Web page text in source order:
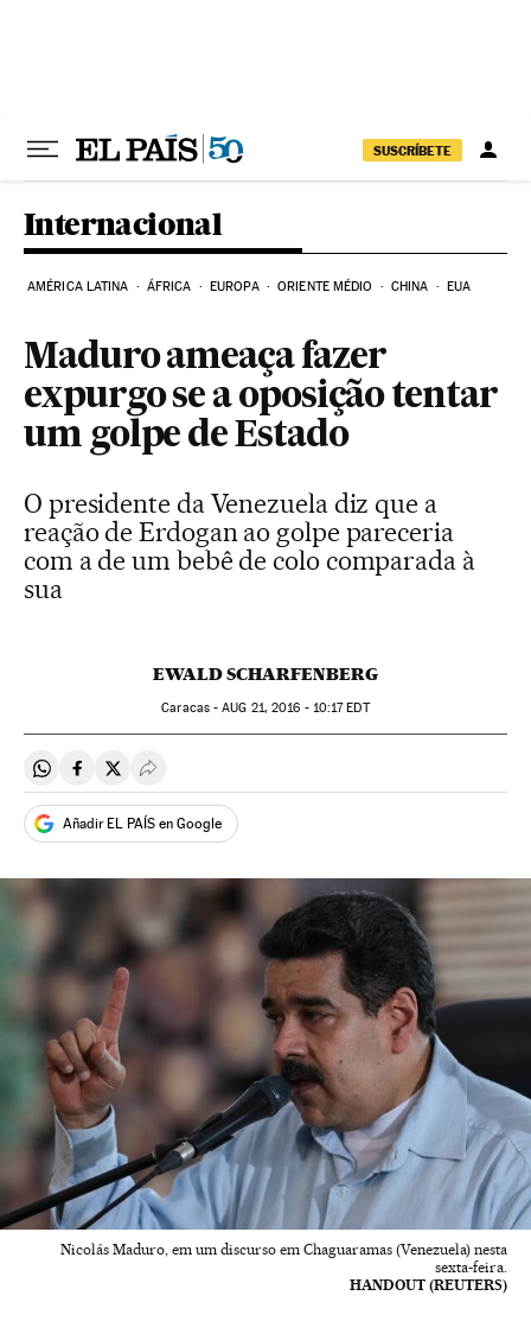
SUSCRÍBETE
Internacional
AMÉRICA LATINA ÁFRICA EUROPA ORIENTE MÉDIO CHINA EUA
Maduro ameaça fazer
expurgo se a oposição tentar
um golpe de Estado
O presidente da Venezuela diz que a
reação de Erdogan ao golpe pareceria
com a de um bebê de colo comparada à
sua
EWALD SCHARFENBERG
Caracas -AUG 21, 2016 - 10:17EDT
Compartir en Whatsapp
Compartir en Facebook
Compartir en Twitter
Desplegar Redes Sociales
Añadir EL PAÍS en Google
Nicolás Maduro, em um discurso em Chaguaramas (Venezuela) nesta
sexta-feira.
HANDOUT (REUTERS)